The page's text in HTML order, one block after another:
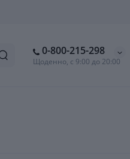
0-800-215-298
Щоденно, с 9:00 до 20:00